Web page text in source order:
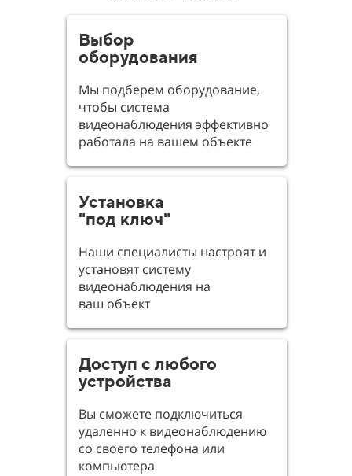
Выбор
оборудования
Мы подберем оборудование,
чтобы система
видеонаблюдения эффективно
работала на вашем объекте
Установка
"под ключ"
Наши специалисты настроят и
установят систему
видеонаблюдения на
ваш объект
Доступ с любого
устройства
Вы сможете подключиться
удаленно к видеонаблюдению
со своего телефона или
компьютера